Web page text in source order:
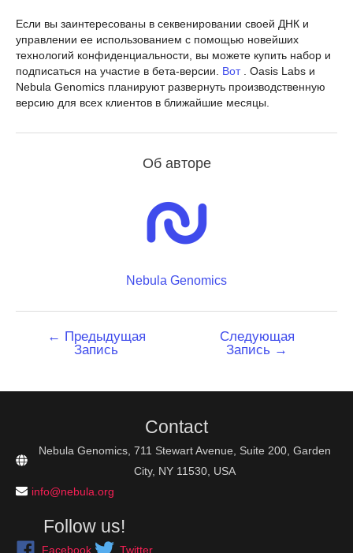
Если вы заинтересованы в секвенировании своей ДНК и
управлении ее использованием с помощью новейших
технологий конфиденциальности, вы можете купить набор и
подписаться на участие в бета-версии.
Вот. Oasis Labs и
Nebula Genomics планируют развернуть производственную
версию для всех клиентов в ближайшие месяцы.
Об авторе
Nebula Genomics
Навигация
← Предыдущая
Запись
Следующая
Запись →
Contact
Nebula Genomics, 711 Stewart Avenue, Suite 200, Garden
City, NY 11530, USA
info@nebula.org
Follow us!
Facebook Twitter